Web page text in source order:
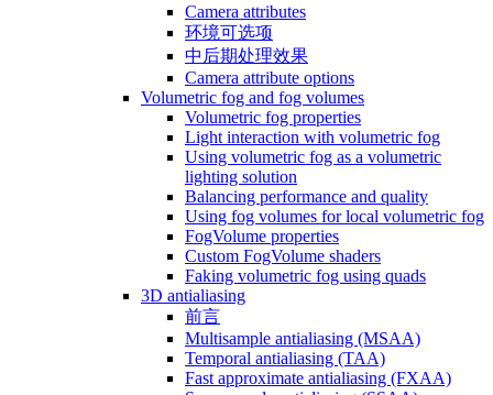
Camera attributes
环境可选项
中后期处理效果
Camera attribute options
Volumetric fog and fog volumes
Volumetric fog properties
Light interaction with volumetric fog
Using volumetric fog as a volumetric
lighting solution
Balancing performance and quality
Using fog volumes for local volumetric fog
FogVolume properties
Custom FogVolume shaders
Faking volumetric fog using quads
3D antialiasing
前言
Multisample antialiasing (MSAA)
Temporal antialiasing (TAA)
Fast approximate antialiasing (FXAA)